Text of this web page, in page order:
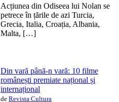
Acțiunea din Odiseea lui Nolan se
petrece în țările de azi Turcia,
Grecia, Italia, Croația, Albania,
Malta, […]
Din vară până-n vară: 10 filme
românești premiate național și
internațional
de Revista Cultura